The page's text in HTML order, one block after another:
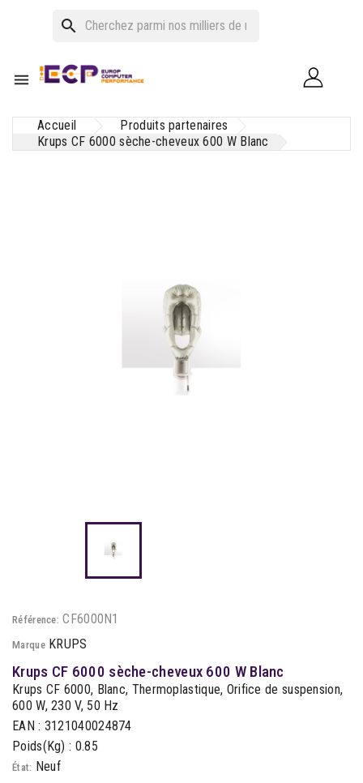
search

Accueil
Produits partenaires
Krups CF 6000 sèche-cheveux 600 W Blanc
Référence: CF6000N1
Marque KRUPS
Krups CF 6000 sèche-cheveux 600 W Blanc
Krups CF 6000, Blanc, Thermoplastique, Orifice de suspension,
600 W, 230 V, 50 Hz
EAN : 3121040024874
Poids(Kg) : 0.85
État: Neuf